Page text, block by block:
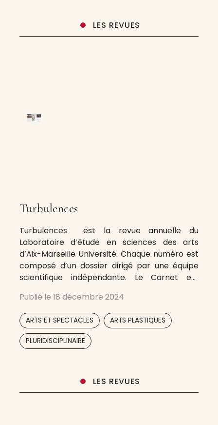
LES REVUES
Turbulences
Turbulences est la revue annuelle du
Laboratoire d’étude en sciences des arts
d’Aix-Marseille Université. Chaque numéro est
composé d’un dossier dirigé par une équipe
scientifique indépendante. Le Carnet est
d’étudiant.e.s en Master et en Doctorat du
Département Arts attaché.e.s au LESA.
Publié le 18 décembre 2024
ARTS ET SPECTACLES ARTS PLASTIQUES
PLURIDISCIPLINAIRE
LES REVUES